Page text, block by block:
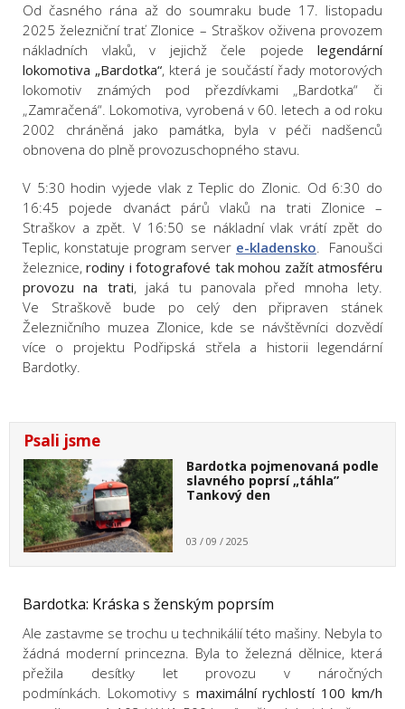
Od časného rána až do soumraku bude 17. listopadu
2025 železniční trať Zlonice – Straškov oživena provozem
nákladních vlaků, v jejichž čele pojede legendární
lokomotiva „Bardotka“, která je součástí řady motorových
lokomotiv známých pod přezdívkami „Bardotka“ či
„Zamračená“. Lokomotiva, vyrobená v 60. letech a od roku
2002 chráněná jako památka, byla v péči nadšenců
obnovena do plně provozuschopného stavu.
V 5:30 hodin vyjede vlak z Teplic do Zlonic. Od 6:30 do
16:45 pojede dvanáct párů vlaků na trati Zlonice –
Straškov a zpět. V 16:50 se nákladní vlak vrátí zpět do
Teplic, konstatuje program server e-kladensko. Fanoušci
železnice, rodiny i fotografové tak mohou zažít atmosféru
provozu na trati, jaká tu panovala před mnoha lety.
Ve Straškově bude po celý den připraven stánek
Železničního muzea Zlonice, kde se návštěvníci dozvědí
více o projektu Podřipská střela a historii legendární
Bardotky.
Psali jsme
Bardotka pojmenovaná podle
slavného poprsí „táhla”
Tankový den
03 / 09 / 2025
Bardotka: Kráska s ženským poprsím
Ale zastavme se trochu u technikálií této mašiny. Nebyla to
žádná moderní princezna. Byla to železná dělnice, která
přežila desítky let provozu v náročných
podmínkách. Lokomotivy s maximální rychlostí 100 km/h